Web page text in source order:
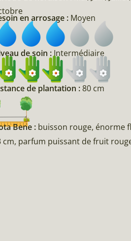
en arrosage : Moyen
de soin :Intermédiaire
de plantation :80 cm
Bene : buisson rouge, énorme
cm, parfum puissant de fruit